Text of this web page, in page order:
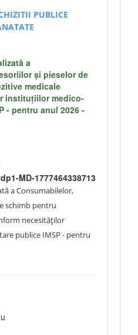
PUBLICE
a
și pieselor de
medicale
instituțiilor medico-
- pentru anul 2026 -
MD-1777464338713
a Consumabilelor,
schimb pentru
necesităților
publice IMSP - pentru